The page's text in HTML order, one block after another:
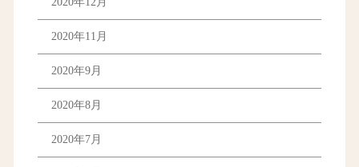
2020年11月
2020年9月
2020年8月
2020年7月